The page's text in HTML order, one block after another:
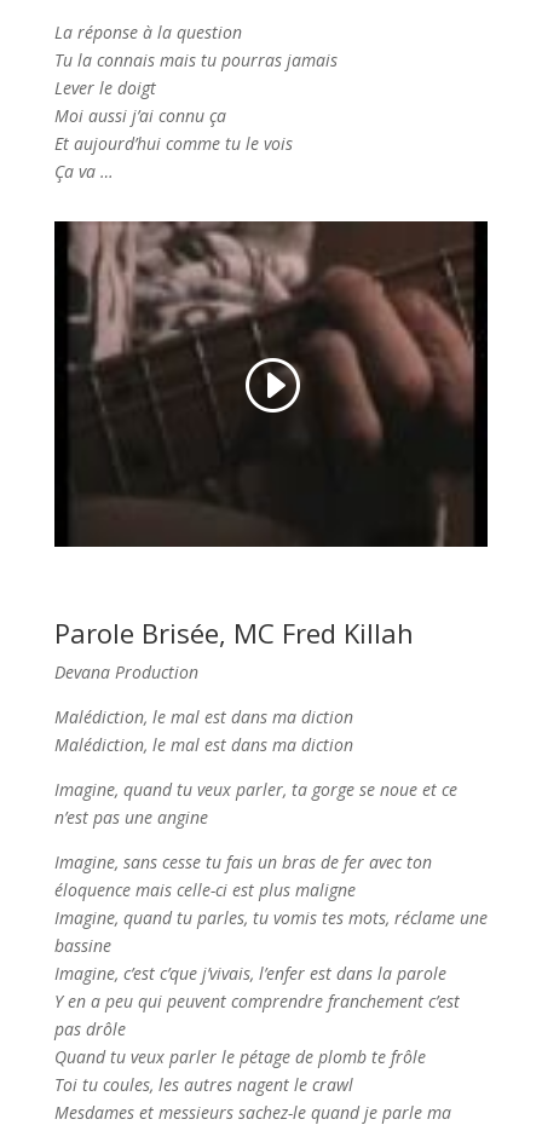
La réponse à la question
Tu la connais mais tu pourras jamais
Lever le doigt
Moi aussi j’ai connu ça
Et aujourd’hui comme tu le vois
Ça va …
Parole Brisée, MC Fred Killah
Devana Production
Malédiction, le mal est dans ma diction
Malédiction, le mal est dans ma diction
Imagine, quand tu veux parler, ta gorge se noue et ce
n’est pas une angine
Imagine, sans cesse tu fais un bras de fer avec ton
éloquence mais celle-ci est plus maligne
Imagine, quand tu parles, tu vomis tes mots, réclame une
bassine
Imagine, c’est c’que j’vivais, l’enfer est dans la parole
Y en a peu qui peuvent comprendre franchement c’est
pas drôle
Quand tu veux parler le pétage de plomb te frôle
Toi tu coules, les autres nagent le crawl
Mesdames et messieurs sachez-le quand je parle ma